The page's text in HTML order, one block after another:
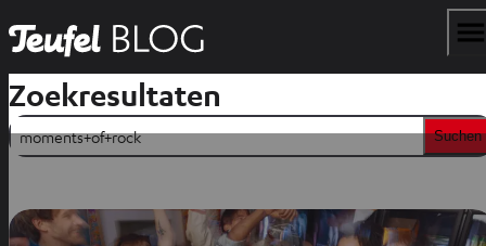
Zoekresultaten
Suchen Suchen